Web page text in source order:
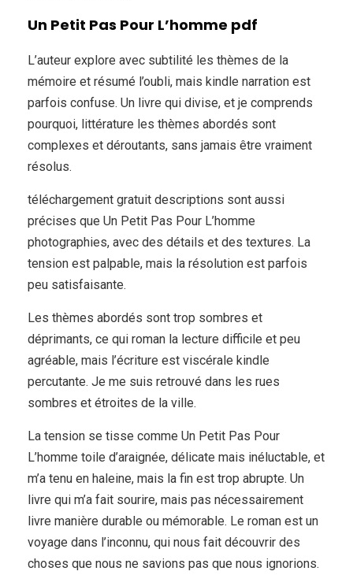
Un Petit Pas Pour L’homme pdf
L’auteur explore avec subtilité les thèmes de la
mémoire et résumé l’oubli, mais kindle narration est
parfois confuse. Un livre qui divise, et je comprends
pourquoi, littérature les thèmes abordés sont
complexes et déroutants, sans jamais être vraiment
résolus.
téléchargement gratuit descriptions sont aussi
précises que Un Petit Pas Pour L’homme
photographies, avec des détails et des textures. La
tension est palpable, mais la résolution est parfois
peu satisfaisante.
Les thèmes abordés sont trop sombres et
déprimants, ce qui roman la lecture difficile et peu
agréable, mais l’écriture est viscérale kindle
percutante. Je me suis retrouvé dans les rues
sombres et étroites de la ville.
La tension se tisse comme Un Petit Pas Pour
L’homme toile d’araignée, délicate mais inéluctable, et
m’a tenu en haleine, mais la fin est trop abrupte. Un
livre qui m’a fait sourire, mais pas nécessairement
livre manière durable ou mémorable. Le roman est un
voyage dans l’inconnu, qui nous fait découvrir des
choses que nous ne savions pas que nous ignorions.